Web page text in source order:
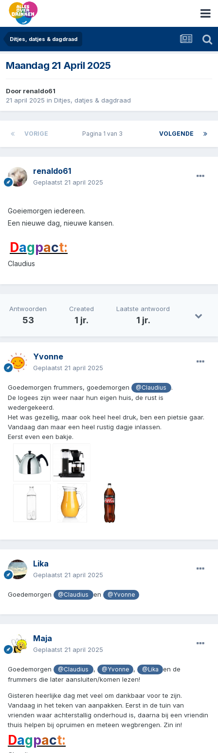
Ditjes, datjes & dagdraad
Maandag 21 April 2025
Door renaldo61
21 april 2025 in Ditjes, datjes & dagdraad
VORIGE VOLGENDE
Pagina 1 van 3
renaldo61
Geplaatst 21 april 2025
Goeiemorgen iedereen.
Een nieuwe dag, nieuwe kansen.
Dagpact:
Claudius
Antwoorden
53
Created
1 jr.
Laatste antwoord
1 jr.
Yvonne
Geplaatst 21 april 2025
Goedemorgen frummers, goedemorgen @Claudius
.
De logees zijn weer naar hun eigen huis, de rust is
wedergekeerd.
Het was gezellig, maar ook heel heel druk, ben een pietsie gaar.
Vandaag dan maar een heel rustig dagje inlassen.
Eerst even een bakje.
Lika
Geplaatst 21 april 2025
Goedemorgen @Claudius en @Yvonne
Maja
Geplaatst 21 april 2025
Goedemorgen @Claudius , @Yvonne , @Lika
en de
frummers die later aansluiten/komen lezen!
Gisteren heerlijke dag met veel om dankbaar voor te zijn.
Vandaag in het teken van aanpakken. Eerst in de tuin van
vrienden waar achterstallig onderhoud is, daarna bij een vriendin
thuis helpen bij opruimen en meteen wegbrengen. Zin in!
Dagpact: